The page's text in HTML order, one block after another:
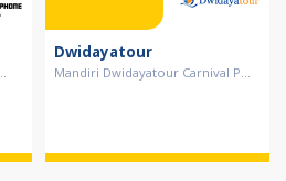
Dwidayatour
Mandiri Dwidayatour Carnival P...